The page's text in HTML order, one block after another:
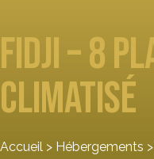
FIDJI – 8
Climatisé
Accueil > Hébergements >